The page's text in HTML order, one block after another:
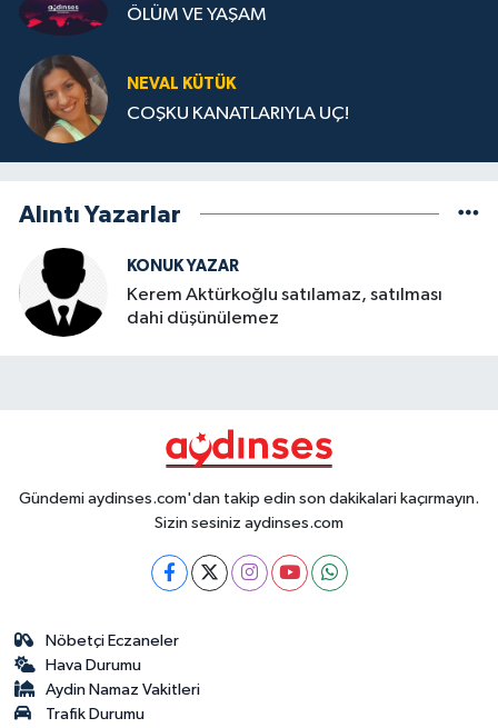
ÖLÜM VE YAŞAM
NEVAL KÜTÜK
COŞKU KANATLARIYLA UÇ!
Alıntı Yazarlar
KONUK YAZAR
Kerem Aktürkoğlu satılamaz, satılması
dahi düşünülemez
Gündemi aydinses.com'dan takip edin son dakikalari kaçırmayın.
Sizin sesiniz aydinses.com
Nöbetçi Eczaneler
Hava Durumu
Aydin Namaz Vakitleri
Trafik Durumu